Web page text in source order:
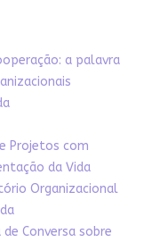
a palavra
Projetos com
da Vida
Organizacional
Conversa sobre